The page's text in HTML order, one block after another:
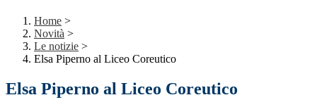
Home >
Novità >
Le notizie >
Elsa Piperno al Liceo Coreutico
Elsa Piperno al Liceo Coreutico